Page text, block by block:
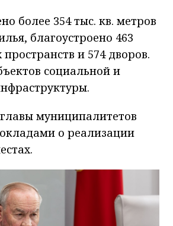
более 354 тыс. кв. метров
благоустроено 463
и 574 дворов.
социальной и
муниципалитетов
о реализации